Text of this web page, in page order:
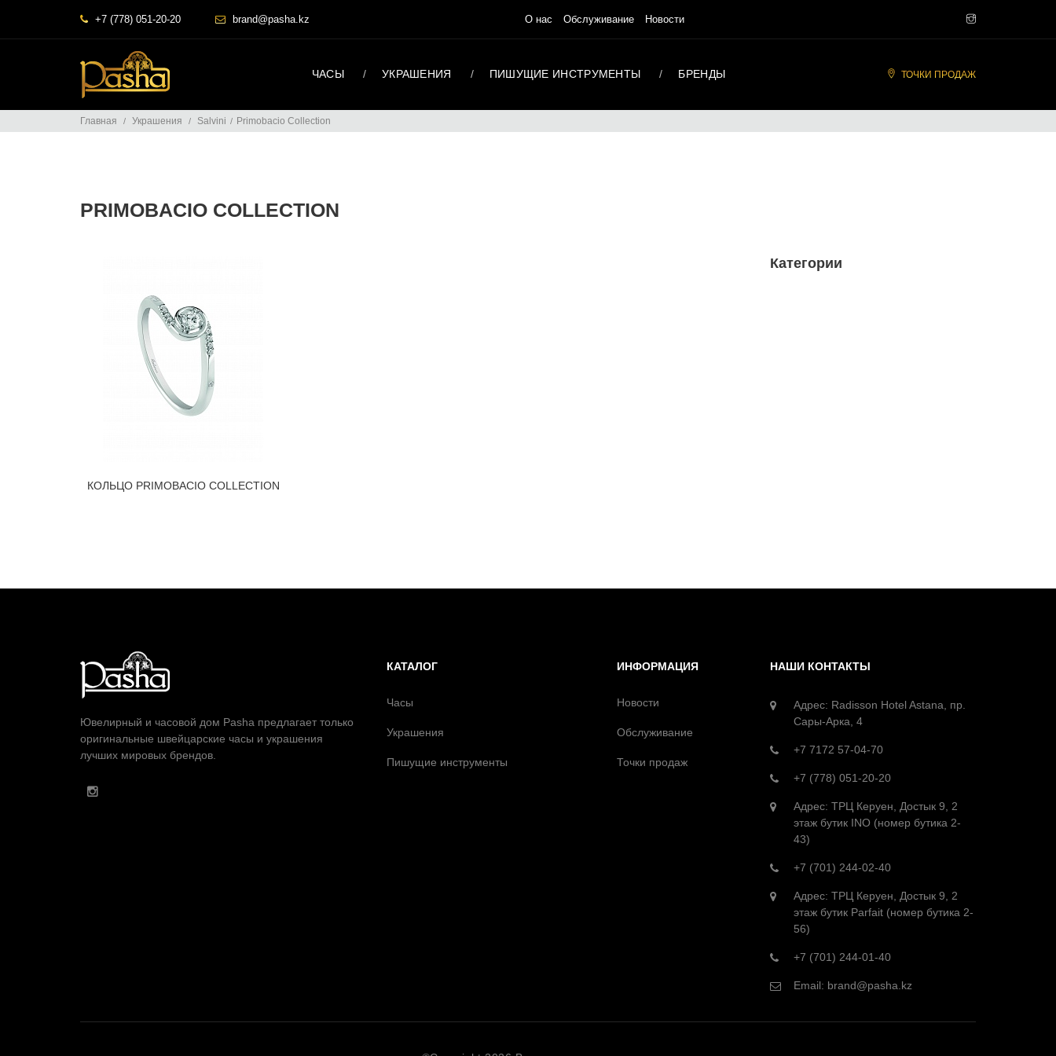
+7 (778) 051-20-20 brand@pasha.kz О нас Обслуживание Новости
ЧАСЫ УКРАШЕНИЯ ПИШУЩИЕ ИНСТРУМЕНТЫ БРЕНДЫ ТОЧКИ ПРОДАЖ
Главная Украшения Salvini Primobacio Collection
PRIMOBACIO COLLECTION
КОЛЬЦО PRIMOBACIO COLLECTION
Категории
Ювелирный и часовой дом Pasha предлагает только
оригинальные швейцарские часы и украшения
лучших мировых брендов.
КАТАЛОГ
Часы
Украшения
Пишущие инструменты
ИНФОРМАЦИЯ
Новости
Обслуживание
Точки продаж
НАШИ КОНТАКТЫ
Адрес: Radisson Hotel Astana, пр.
Сары-Арка, 4
+7 7172 57-04-70
+7 (778) 051-20-20
Адрес: ТРЦ Керуен, Достык 9, 2
этаж бутик INO (номер бутика 2-
43)
+7 (701) 244-02-40
Адрес: ТРЦ Керуен, Достык 9, 2
этаж бутик Parfait (номер бутика 2-
56)
+7 (701) 244-01-40
Email: brand@pasha.kz